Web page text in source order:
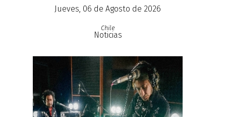
Jueves, 06 de Agosto de 2026
Chile
Noticias